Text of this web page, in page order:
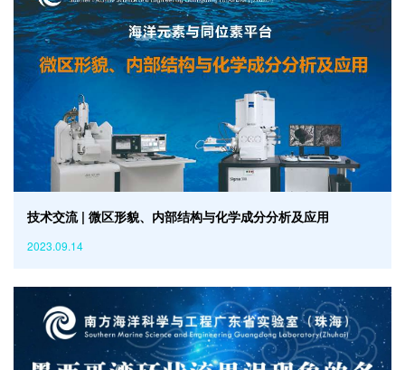
技术交流 | 微区形貌、内部结构与化学成分分析及应用
2023.09.14